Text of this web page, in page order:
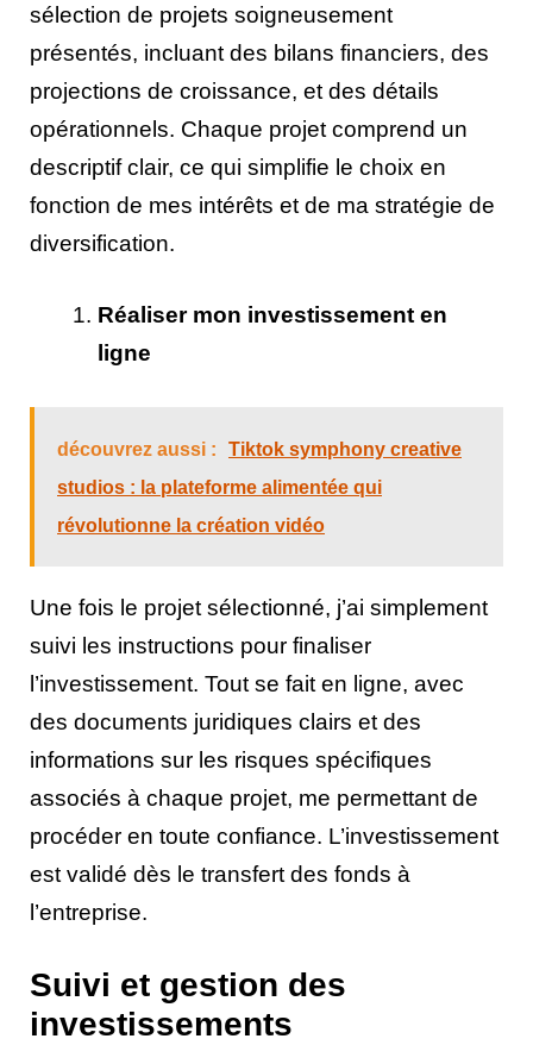
sélection de projets soigneusement
présentés, incluant des bilans financiers, des
projections de croissance, et des détails
opérationnels. Chaque projet comprend un
descriptif clair, ce qui simplifie le choix en
fonction de mes intérêts et de ma stratégie de
diversification.
Réaliser mon investissement en
ligne
découvrez aussi :
Tiktok symphony creative
studios : la plateforme alimentée qui
révolutionne la création vidéo
Une fois le projet sélectionné, j’ai simplement
suivi les instructions pour finaliser
l’investissement. Tout se fait en ligne, avec
des documents juridiques clairs et des
informations sur les risques spécifiques
associés à chaque projet, me permettant de
procéder en toute confiance. L’investissement
est validé dès le transfert des fonds à
l’entreprise.
Suivi et gestion des
investissements